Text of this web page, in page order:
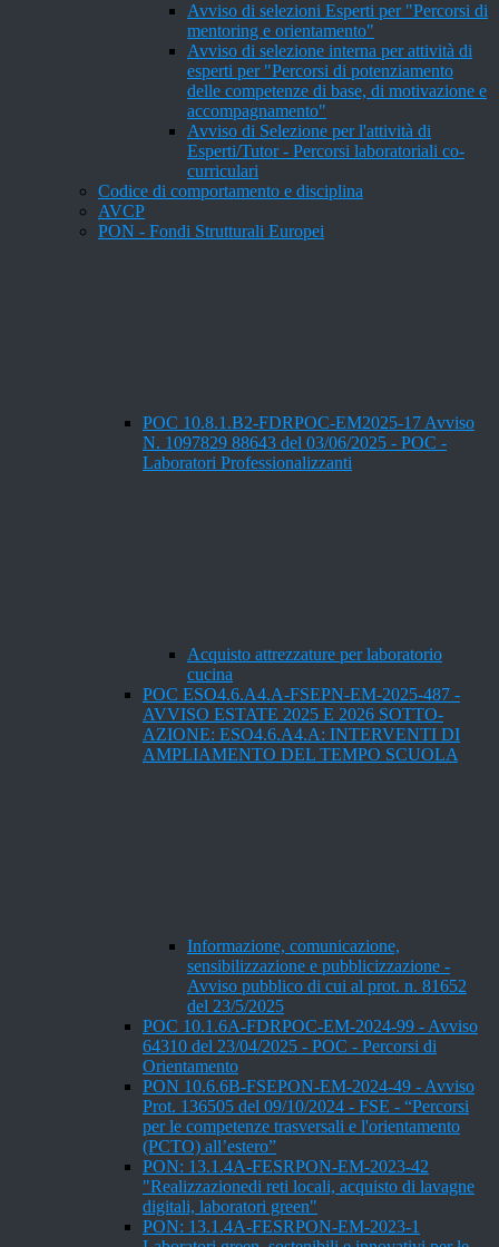
Avviso di selezioni Esperti per "Percorsi di
mentoring e orientamento"
Avviso di selezione interna per attività di
esperti per "Percorsi di potenziamento
delle competenze di base, di motivazione e
accompagnamento"
Avviso di Selezione per l'attività di
Esperti/Tutor - Percorsi laboratoriali co-
curriculari
Codice di comportamento e disciplina
AVCP
PON - Fondi Strutturali Europei
POC 10.8.1.B2-FDRPOC-EM2025-17 Avviso
N. 1097829 88643 del 03/06/2025 - POC -
Laboratori Professionalizzanti
Acquisto attrezzature per laboratorio
cucina
POC ESO4.6.A4.A-FSEPN-EM-2025-487 -
AVVISO ESTATE 2025 E 2026 SOTTO-
AZIONE: ESO4.6.A4.A: INTERVENTI DI
AMPLIAMENTO DEL TEMPO SCUOLA
Informazione, comunicazione,
sensibilizzazione e pubblicizzazione -
Avviso pubblico di cui al prot. n. 81652
del 23/5/2025
POC 10.1.6A-FDRPOC-EM-2024-99 - Avviso
64310 del 23/04/2025 - POC - Percorsi di
Orientamento
PON 10.6.6B-FSEPON-EM-2024-49 - Avviso
Prot. 136505 del 09/10/2024 - FSE - “Percorsi
per le competenze trasversali e l'orientamento
(PCTO) all’estero”
PON: 13.1.4A-FESRPON-EM-2023-42
"Realizzazionedi reti locali, acquisto di lavagne
digitali, laboratori green"
PON: 13.1.4A-FESRPON-EM-2023-1